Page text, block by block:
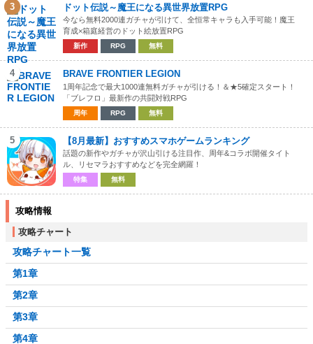
3 ドット伝説～魔王になる異世界放置RPG
今なら無料2000連ガチャが引けて、全恒常キャラも入手可能！魔王
育成×箱庭経営のドット絵放置RPG
新作 RPG 無料
4 BRAVE FRONTIER LEGION
1周年記念で最大1000連無料ガチャが引ける！＆★5確定スタート！
「ブレフロ」最新作の共闘対戦RPG
周年 RPG 無料
5 【8月最新】おすすめスマホゲームランキング
話題の新作やガチャが沢山引ける注目作、周年&コラボ開催タイト
ル、リセマラおすすめなどを完全網羅！
特集 無料
攻略情報
攻略チャート
攻略チャート一覧
第1章
第2章
第3章
第4章